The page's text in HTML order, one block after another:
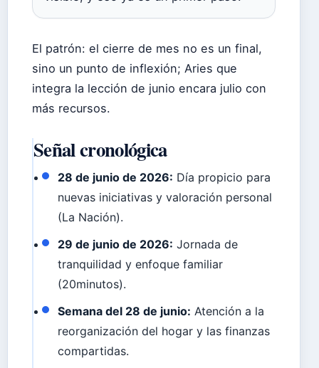
El patrón: el cierre de mes no es un final,
sino un punto de inflexión; Aries que
integra la lección de junio encara julio con
más recursos.
Señal cronológica
28 de junio de 2026: Día propicio para
nuevas iniciativas y valoración personal
(La Nación).
29 de junio de 2026: Jornada de
tranquilidad y enfoque familiar
(20minutos).
Semana del 28 de junio: Atención a la
reorganización del hogar y las finanzas
compartidas.